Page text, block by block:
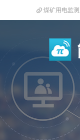
煤矿用电监